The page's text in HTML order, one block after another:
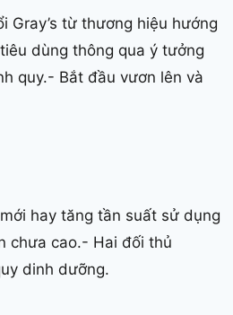
Gray’s từ thương hiệu hướng
dùng thông qua ý tưởng
quy.- Bắt đầu vươn lên và
hay tăng tần suất sử dụng
chưa cao.- Hai đối thủ
dinh dưỡng.